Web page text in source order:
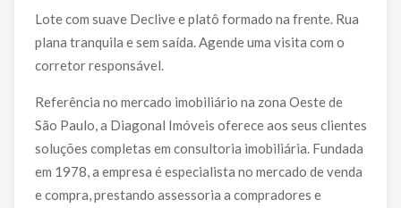
Lote com suave Declive e platô formado na frente. Rua
plana tranquila e sem saída. Agende uma visita com o
corretor responsável.
Referência no mercado imobiliário na zona Oeste de
São Paulo, a Diagonal Imóveis oferece aos seus clientes
soluções completas em consultoria imobiliária. Fundada
em 1978, a empresa é especialista no mercado de venda
e compra, prestando assessoria a compradores e